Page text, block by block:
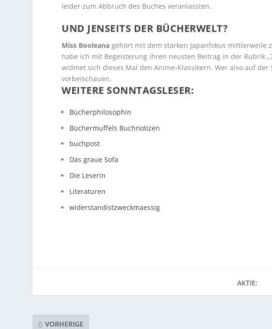
leider zum Abbruch des Buches veranlassten.
UND JENSEITS DER BÜCHERWELT?
Miss Booleana gehört mit dem starken Japanfokus mittlerweile
habe ich mit Begeisterung ihren neusten Beitrag in der Rubrik
widmet sich dieses Mal den Anime-Klassikern. Wer also auf
vorbeischauen.
WEITERE SONNTAGSLESER:
Bücherphilosophin
Büchermuffels Buchnotizen
buchpost
Das graue Sofa
Die Leserin
Literaturen
widerstandistzweckmaessig
AKTIE:
VORHERIGE